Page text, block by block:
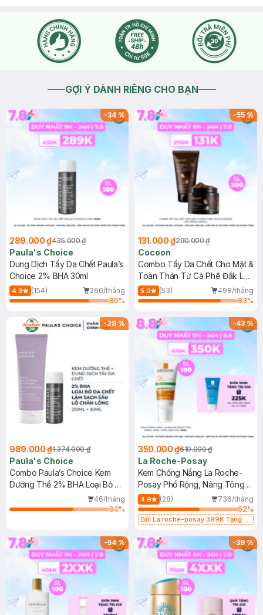
trạng da để Hasaki tư vấn thông tin chi tiết và phù hợp hơn
cho bạn ạ.
2026-07-28Thích
Hỏi lên tông ko thôi mà
GỢI Ý DÀNH RIÊNG CHO BẠN
-34%
289.000 ₫435.000 ₫
Paula's Choice
Dung Dịch Tẩy Da Chết Paula’s
Choice 2% BHA 30ml
4.9 (154)
266/tháng
80%
-55%
131.000 ₫290.000 ₫
Cocoon
Combo Tẩy Da Chết Cho Mặt &
Toàn Thân Từ Cà Phê Đắk Lắk
(150ml+200ml)
5.0 (53)
498/tháng
83%
-28 %
989.000 ₫1.374.000 ₫
Paula's Choice
Combo Paula’s Choice Kem
Dưỡng Thể 2% BHA Loại Bỏ Da
Chết 210ml + Dung Dịch Tẩy Da
Chết 2% BHA 30ml
46/tháng
64%
-43%
350.000 ₫610.000 ₫
La Roche-Posay
Kem Chống Nắng La Roche-
Posay Phổ Rộng, Nâng Tông
Kiềm Dầu 50ml
4.9 (28)
736/tháng
62%
Bill La roche-posay 399K Tặng
(SL có hạn)
-54% -39%